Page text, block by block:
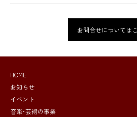
お問合せについては
HOME
お知らせ
イベント
音楽･芸術の事業